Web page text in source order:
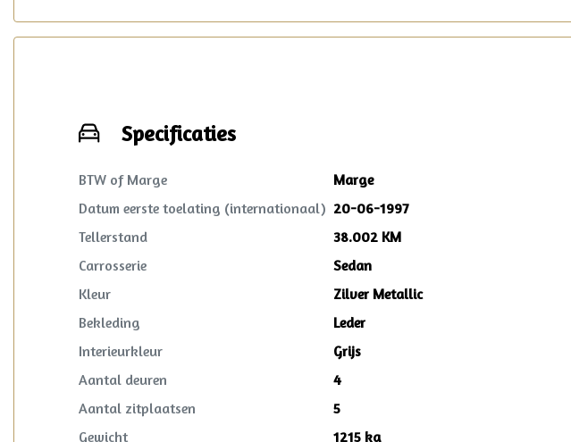
Specificaties
BTW of Marge
Marge
Datum eerste toelating (internationaal) 20-06-1997
Tellerstand
38.002 KM
Carrosserie
Sedan
Kleur
Zilver Metallic
Bekleding
Leder
Interieurkleur
Grijs
Aantal deuren
4
Aantal zitplaatsen
5
Gewicht
1215 kg